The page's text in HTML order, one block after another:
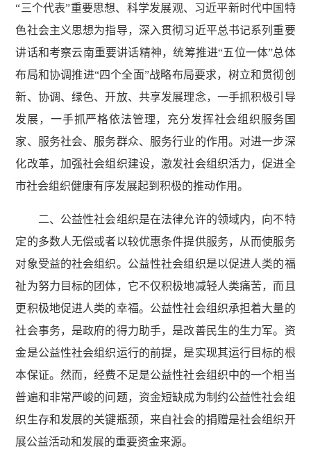
“三个代表”重要思想、科学发展观、习近平新时代中国特
色社会主义思想为指导，深入贯彻习近平总书记系列重要
讲话和考察云南重要讲话精神，统筹推进“五位一体”总体
布局和协调推进“四个全面”战略布局要求，树立和贯彻创
新、协调、绿色、开放、共享发展理念，一手抓积极引导
发展，一手抓严格依法管理，充分发挥社会组织服务国
家、服务社会、服务群众、服务行业的作用。对进一步深
化改革，加强社会组织建设，激发社会组织活力，促进全
市社会组织健康有序发展起到积极的推动作用。
二、公益性社会组织是在法律允许的领域内，向不特
定的多数人无偿或者以较优惠条件提供服务，从而使服务
对象受益的社会组织。公益性社会组织是以促进人类的福
祉为努力目标的团体，它不仅积极地减轻人类痛苦，而且
更积极地促进人类的幸福。公益性社会组织承担着大量的
社会事务，是政府的得力助手，是改善民生的生力军。资
金是公益性社会组织运行的前提，是实现其运行目标的根
本保证。然而，经费不足是公益性社会组织中的一个相当
普遍和非常严峻的问题，资金短缺成为制约公益性社会组
织生存和发展的关键瓶颈，来自社会的捐赠是社会组织开
展公益活动和发展的重要资金来源。